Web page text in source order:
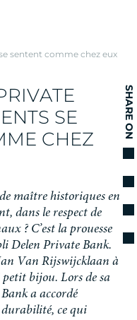
sentent comme chez eux
RIVATE
ENTS SE
ME CHEZ
de maître historiques en
nt, dans le respect de
aux ? C’est la prouesse
li Delen Private Bank.
an Van Rijswijcklaan à
petit bijou. Lors de sa
Bank a accordé
durabilité, ce qui
SHARE ON